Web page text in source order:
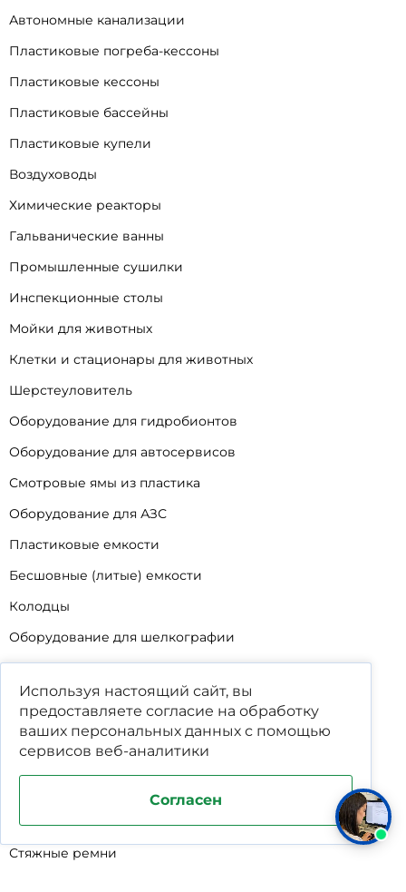
Автономные канализации
Пластиковые погреба-кессоны
Пластиковые кессоны
Пластиковые бассейны
Пластиковые купели
Воздуховоды
Химические реакторы
Гальванические ванны
Промышленные сушилки
Инспекционные столы
Мойки для животных
Клетки и стационары для животных
Шерстеуловитель
Оборудование для гидробионтов
Оборудование для автосервисов
Смотровые ямы из пластика
Оборудование для АЗС
Пластиковые емкости
Бесшовные (литые) емкости
Колодцы
Оборудование для шелкографии
Кабины для промывки и напыления
Технические мойки
Биопрепараты
Сигнализатор уровня
Подставка под жироуловители
Фильтр-мешки для пескоуловителей
Стяжные ремни
Используя настоящий сайт, вы
предоставляете согласие на обработку
ваших персональных данных с помощью
сервисов веб-аналитики
Согласен